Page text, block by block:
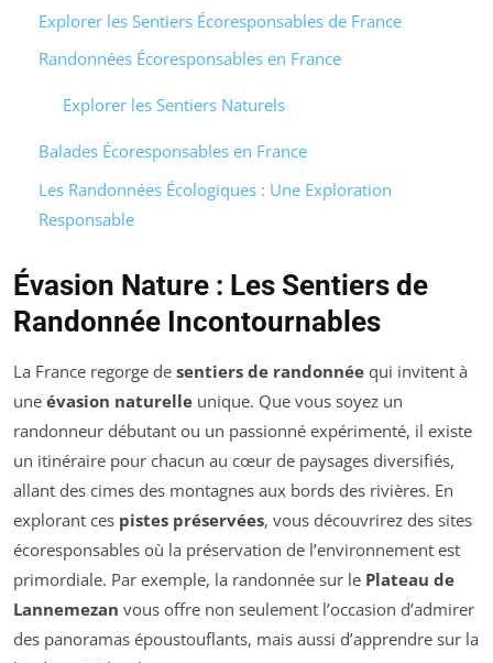
Explorer les Sentiers Écoresponsables de France
Randonnées Écoresponsables en France
Explorer les Sentiers Naturels
Balades Écoresponsables en France
Les Randonnées Écologiques : Une Exploration
Responsable
Évasion Nature : Les Sentiers de
Randonnée Incontournables
La France regorge de sentiers de randonnée qui invitent à
une évasion naturelle unique. Que vous soyez un
randonneur débutant ou un passionné expérimenté, il existe
un itinéraire pour chacun au cœur de paysages diversifiés,
allant des cimes des montagnes aux bords des rivières. En
explorant ces pistes préservées, vous découvrirez des sites
écoresponsables où la préservation de l’environnement est
primordiale. Par exemple, la randonnée sur le Plateau de
Lannemezan vous offre non seulement l’occasion d’admirer
des panoramas époustouflants, mais aussi d’apprendre sur la